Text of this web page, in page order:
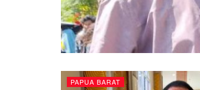
PAPUA BARAT